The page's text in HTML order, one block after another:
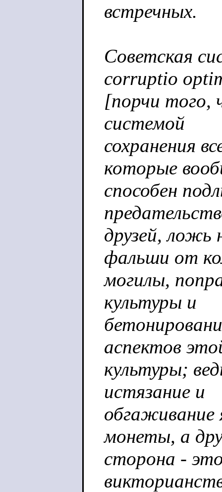
встречных.
Советская
corruptio
[порчи того,
системой
сохранения
которые
способен
друзей,
фальши от
могилы,
культуры и
аспектов
культуры;
истязание и
обгаживание
монеты, а
сторона -